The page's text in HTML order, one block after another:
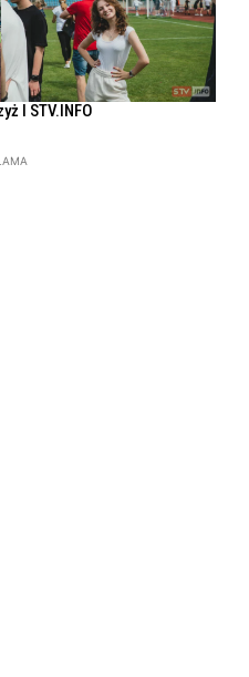
l STV.INFO